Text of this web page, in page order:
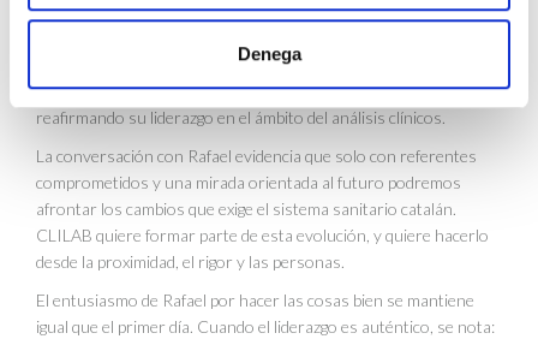
Denega
tras años de ser un ejemplo, necesita reformularse y
sobre todo, la confianza de la ciudadanía. En este contexto, Rafael
tiene claro que CLILAB debe estar presente, aportando valor y
reafirmando su liderazgo en el ámbito del análisis clínicos.
La conversación con Rafael evidencia que solo con referentes
comprometidos y una mirada orientada al futuro podremos
afrontar los cambios que exige el sistema sanitario catalán.
CLILAB quiere formar parte de esta evolución, y quiere hacerlo
desde la proximidad, el rigor y las personas.
El entusiasmo de Rafael por hacer las cosas bien se mantiene
igual que el primer día. Cuando el liderazgo es auténtico, se nota: